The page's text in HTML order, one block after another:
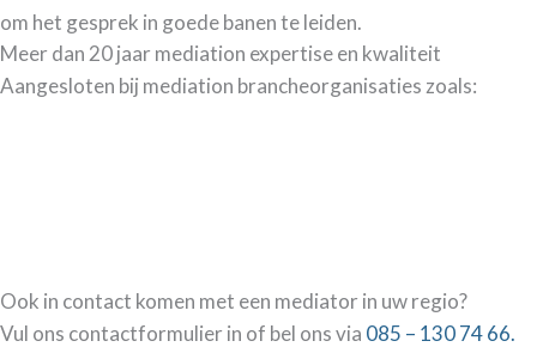
om het gesprek in goede banen te leiden.
Meer dan 20 jaar mediation expertise en kwaliteit
Aangesloten bij mediation brancheorganisaties zoals:
Ook in contact komen met een mediator in uw regio?
Vul ons contactformulier in of bel ons via 085 – 130 74 66.